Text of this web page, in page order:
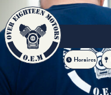
Horaires